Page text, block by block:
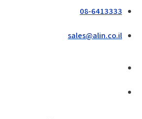
08-6413333
sales@alin.co.il